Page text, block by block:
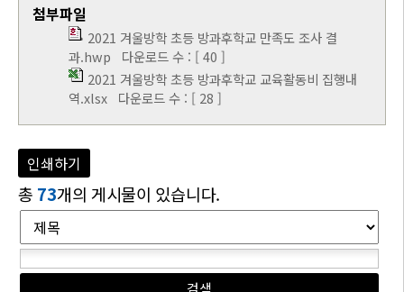
첨부파일
2021 겨울방학 초등 방과후학교 만족도 조사 결
과.hwp 다운로드 수 : [ 40 ]
2021 겨울방학 초등 방과후학교 교육활동비 집행내
역.xlsx 다운로드 수 : [ 28 ]
인쇄하기
총 73개의 게시물이 있습니다.